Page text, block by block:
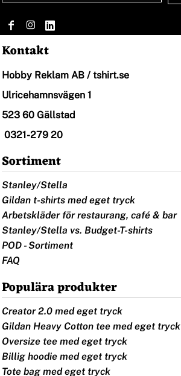
Kontakt
Hobby Reklam AB / tshirt.se
Ulricehamnsvägen 1
523 60 Gällstad
0321-279 20
Sortiment
Stanley/Stella
Gildan t-shirts med eget tryck
Arbetskläder för restaurang, café & bar
Stanley/Stella vs. Budget-T-shirts
POD - Sortiment
FAQ
Populära produkter
Creator 2.0 med eget tryck
Gildan Heavy Cotton tee med eget tryck
Oversize tee med eget tryck
Billig hoodie med eget tryck
Tote bag med eget tryck